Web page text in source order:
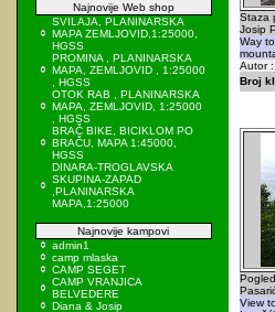
Najnovije Web shop
SVILAJA, PLANINARSKA
MAPA ZEMLJOVID,1:25000,
HGSS
PROMINA , PLANINARSKA
MAPA, ZEMLJOVID , 1:25000
, HGSS
OTOK RAB , PLANINARSKA
MAPA, ZEMLJOVID, 1:25000
, HGSS
BRAČ BIKE, BICIKLOM PO
BRAČU, MAPA 1:45000,
HGSS
DINARA-TROGLAVSKA
SKUPINA-ZAPAD
,PLANINARSKA
MAPA,1:25000
Najnovije kampovi
admin1
camp mlaska
CAMP SEGET
CAMP VRANJICA
BELVEDERE
Diana & Josip
Staza
Josip
Way
Autor
Broj
View